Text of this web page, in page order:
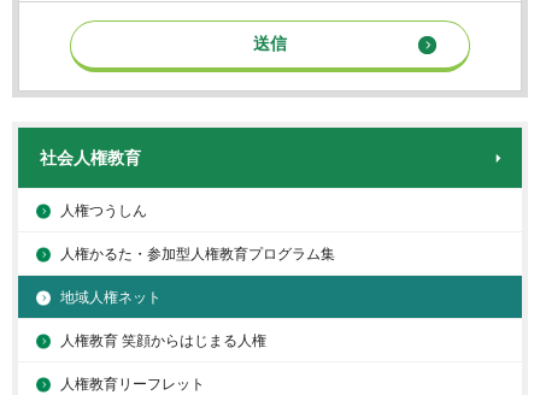
社会人権教育
人権つうしん
人権かるた・参加型人権教育プログラム集
地域人権ネット
人権教育 笑顔からはじまる人権
人権教育リーフレット